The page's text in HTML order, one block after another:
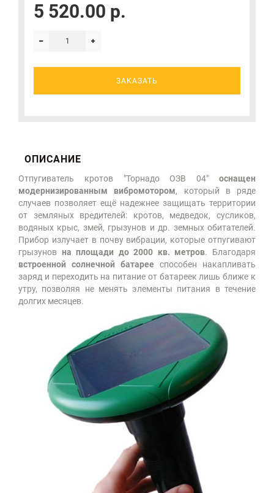
5 520.00 р.
ЗАКАЗАТЬ
ОПИСАНИЕ
Отпугиватель кротов "Торнадо ОЗВ 04" оснащен
модернизированным вибромотором, который в ряде
случаев позволяет ещё надежнее защищать территории
от земляных вредителей: кротов, медведок, сусликов,
водяных крыс, змей, грызунов и др. земных обитателей.
Прибор излучает в почву вибрации, которые отпугивают
грызунов на площади до 2000 кв. метров. Благодаря
встроенной солнечной батарее способен накапливать
заряд и переходить на питание от батареек лишь ближе к
утру, позволяя не менять элементы питания в течение
долгих месяцев.